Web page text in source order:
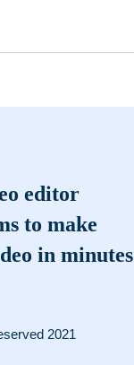
editor
to make
in minutes
2021